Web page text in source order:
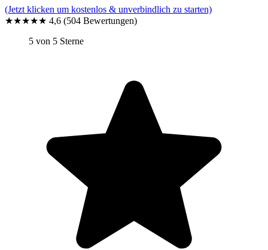
(Jetzt klicken um kostenlos & unverbindlich zu starten)
★★★★★ 4,6 (504 Bewertungen)
5 von 5 Sterne